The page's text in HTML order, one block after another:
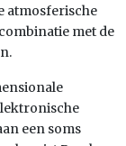
atmosferische
met de
een soms